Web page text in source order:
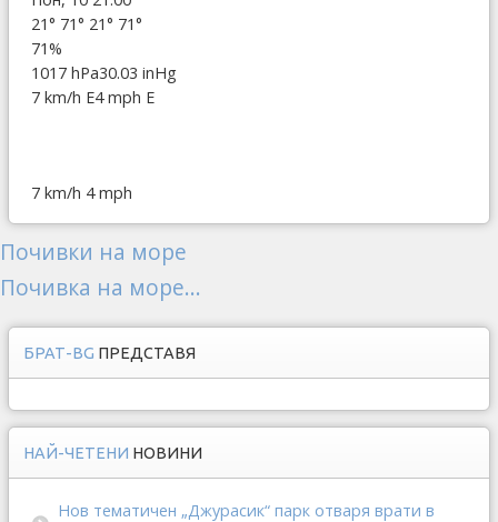
21° 71° 21° 71°
71%
1017 hPa30.03 inHg
7 km/h E4 mph E
7 km/h 4 mph
Почивки на море
Почивка на море...
БРАТ-BG ПРЕДСТАВЯ
НАЙ-ЧЕТЕНИ НОВИНИ
Нов тематичен „Джурасик“ парк отваря врати в